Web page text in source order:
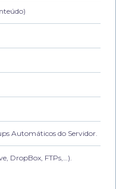
Automáticos do Servidor.
DropBox, FTPs,…).